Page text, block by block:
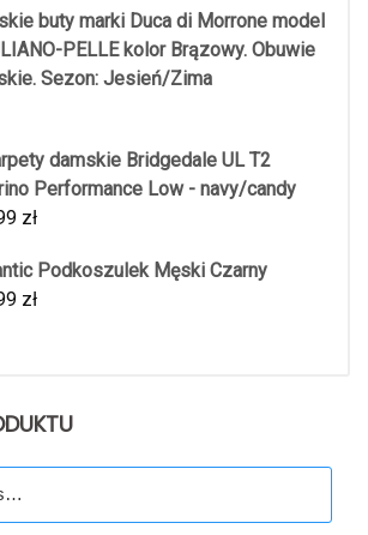
buty marki Duca di Morrone model
PELLE kolor Brązowy. Obuwie
Sezon: Jesień/Zima
damskie Bridgedale UL T2
Performance Low - navy/candy
zł
Podkoszulek Męski Czarny
zł